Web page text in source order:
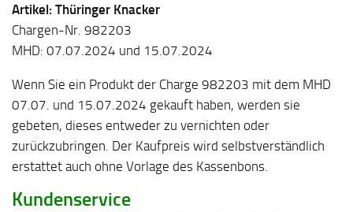
Artikel: Thüringer Knacker
Chargen-Nr. 982203
MHD: 07.07.2024 und 15.07.2024
Wenn Sie ein Produkt der Charge 982203 mit dem MHD
07.07. und 15.07.2024 gekauft haben, werden sie
gebeten, dieses entweder zu vernichten oder
zurückzubringen. Der Kaufpreis wird selbstverständlich
erstattet auch ohne Vorlage des Kassenbons.
Kundenservice